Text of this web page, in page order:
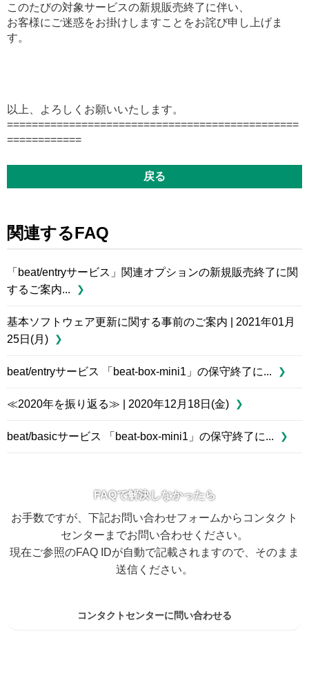
このたびの対象サービスの新規販売終了に伴い、
お客様にご迷惑をお掛けしますことをお詫び申し上げま
す。
以上、よろしくお願いいたします。
===============================================
============
戻る
関連するFAQ
「beat/entryサービス」関連オプションの新規販売終了に関
するご案内...
基本ソフトウェア更新に関する事前のご案内 | 2021年01月
25日(月)
beat/entryサービス 「beat-box-mini1」の保守終了に...
≪2020年を振り返る≫ | 2020年12月18日(金)
beat/basicサービス 「beat-box-mini1」の保守終了に...
FAQで解決しなかったら
お手数ですが、下記お問い合わせフォームからコンタクト
センターまでお問い合わせください。
現在ご参照のFAQ IDが自動で記載されますので、そのまま
送信ください。
コンタクトセンターに問い合わせる